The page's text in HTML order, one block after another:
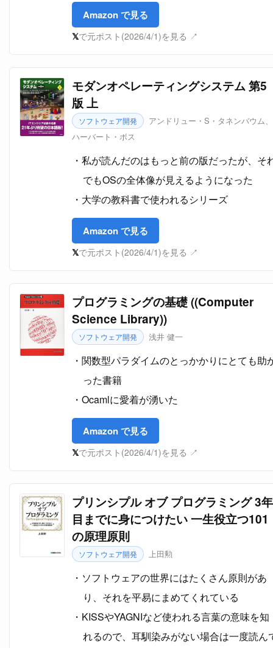
Amazon で見る
𝕏で元ポスト(2026/4/1)を見る ↗
モダンオペレーティングシステム 第5
版 上
ソフトウェア開発
アンドリュー・S・タネンバウム、
ハーバート・ボス
私が読んだのはもっと前の版だったが、そ
でもOSの全体像が見えるようになった
大学の教科書で使われるシリーズ
Amazon で見る
𝕏で元ポスト(2026/4/1)を見る ↗
プログラミングの基礎 ((Computer
Science Library))
ソフトウェア開発 浅井 健一
関数型パラダイムのとっかかりにとても助
った書籍
Ocamlに愛着が湧いた
Amazon で見る
𝕏で元ポスト(2026/4/1)を見る ↗
プリンシプル オブ プログラミング 3年
目までに身につけたい 一生役立つ101
の原理原則
ソフトウェア開発 上田勲
ソフトウェアの世界にはたくさん原則があ
り、それを平易にまめてくれている
KISSやYAGNIなど使われる言葉の意味を知
れるので、耳馴染みがない場合は一度読ん